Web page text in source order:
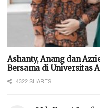
Ashanty, Anang dan
Bersama di Universitas
4322 SHARES